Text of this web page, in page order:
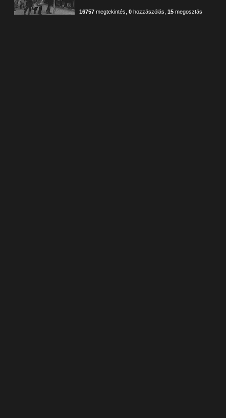
16757 megtekintés ,0 hozzászólás ,15 megosztás